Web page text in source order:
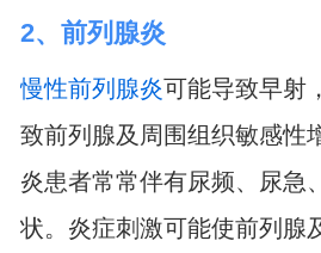
2、前列腺炎
慢性前列腺炎可能导致早射
致前列腺及周围组织敏感性
炎患者常常伴有尿频、尿急
状。炎症刺激可能使前列腺